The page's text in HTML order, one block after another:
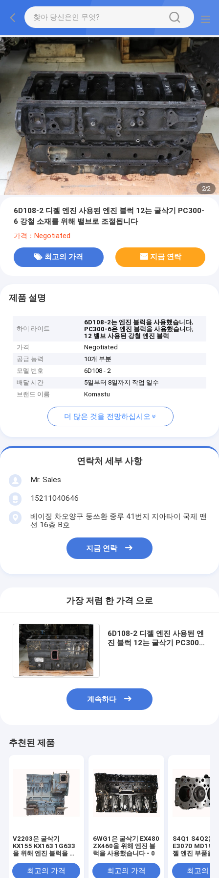
2/2
6D108-2 디젤 엔진 사용된 엔진 블럭 12는 굴삭기 PC300-
6 강철 소재를 위해 밸브로 조절됩니다
가격：Negotiated
최고의 가격 지금 연락
제품 설명
하이 라이트
6D108-2는 엔진 블럭을 사용했습니다,
PC300-6은 엔진 블럭을 사용했습니다,
12 밸브 사용된 강철 엔진 블럭
가격
Negotiated
공급 능력
10개 부분
모델 번호
6D108 - 2
배달 시간
5일부터 8일까지 작업 일수
브랜드 이름
Komastu
더 많은 것을 전망하십시오
연락처 세부 사항
Mr. Sales
15211040646
베이징 차오양구 둥쓰환 중루 41번지 지아타이 국제 맨
션 16층 B호
지금 연락
가장 저렴 한 가격 으로
6D108-2 디젤 엔진 사용된 엔
진 블럭 12는 굴삭기 PC300-
계속하다
추천된 제품
V2203은 굴삭기
KX155 KX163 1G633
을 위해 엔진 블럭을 사
최고의 가격
6WG1은 굴삭기 EX480
ZX460을 위해 엔진 블
럭을 사용했습니다 - 0
최고의 가격
S4Q1 S4Q2는
E307D
젤 엔진 부품을
최고의